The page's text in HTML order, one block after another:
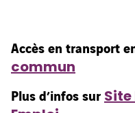
Accès en transport
commun
Plus d’infos sur